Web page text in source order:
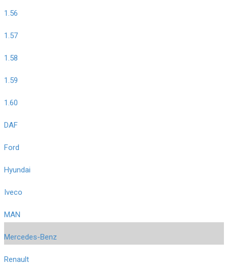
1.56
1.57
1.58
1.59
1.60
DAF
Ford
Hyundai
Iveco
MAN
Mercedes-Benz
Renault